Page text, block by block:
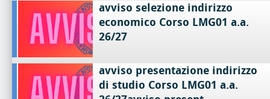
avviso selezione indirizzo
economico Corso LMG01 a.a.
26/27
avviso presentazione indirizzo
di studio Corso LMG01 a.a.